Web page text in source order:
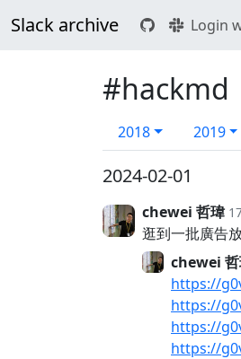
Slack archive Login
#hackmd
2018 2019
2024-02-01
chewei 哲瑋
逛到一批廣告
chewei
https://
https://
https://
https://